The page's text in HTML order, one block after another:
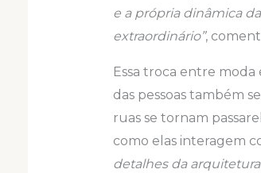
e a própria dinâmica
extraordinário”,
Essa troca entre moda
das pessoas também
ruas se tornam
como elas interagem
detalhes da